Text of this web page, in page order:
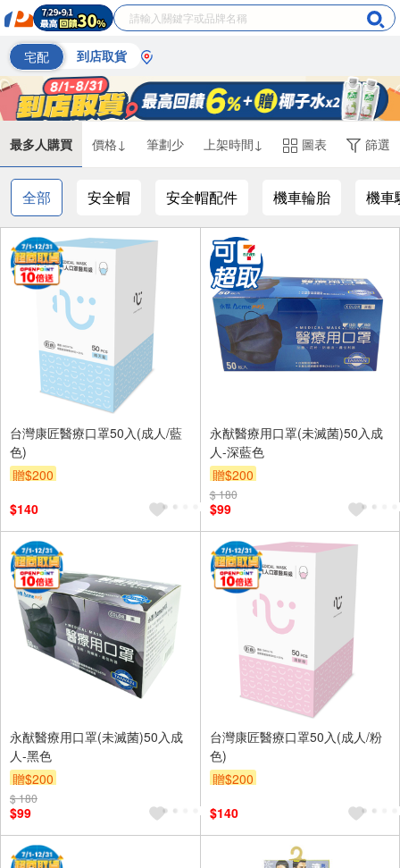
宅配 到店取貨
最多人購買 價格↓ 筆劃少 上架時間↓ 圖表 篩選
全部 安全帽 安全帽配件 機車輪胎 機車
台灣康匠醫療口罩50入(成人/藍
色)
贈$200
$140
永猷醫療用口罩(未滅菌)50入成
人-深藍色
贈$200
$ 180
$99
永猷醫療用口罩(未滅菌)50入成
人-黑色
贈$200
$ 180
$99
台灣康匠醫療口罩50入(成人/粉
色)
贈$200
$140